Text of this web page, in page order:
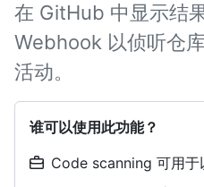
在 GitHub 中显示结
Webhook 以侦听仓
活动。
谁可以使用此功能？
Code scanning 可用于